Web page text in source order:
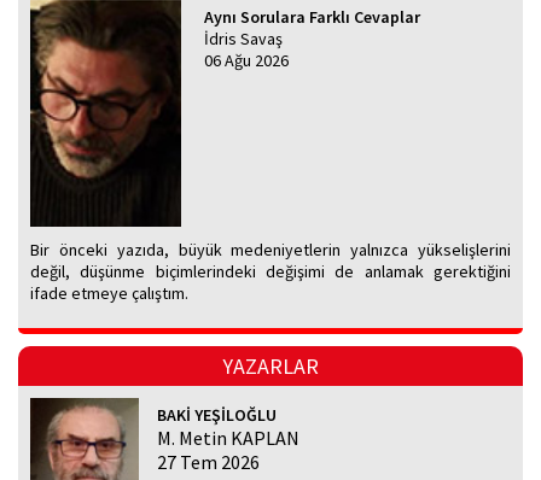
Aynı Sorulara Farklı Cevaplar
İdris Savaş
06 Ağu 2026
Bir önceki yazıda, büyük medeniyetlerin yalnızca yükselişlerini
değil, düşünme biçimlerindeki değişimi de anlamak gerektiğini
ifade etmeye çalıştım.
YAZARLAR
BAKİ YEŞİLOĞLU
M. Metin KAPLAN
27 Tem 2026